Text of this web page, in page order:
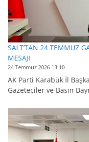
SALT’TAN 24 TEMMUZ
MESAJI
24 Temmuz 2026 13:10
AK Parti Karabük İl
Gazeteciler ve Basın